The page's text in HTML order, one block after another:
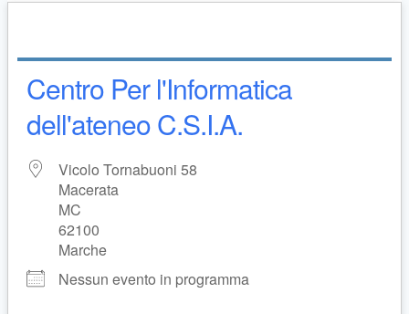
Centro Per l'Informatica
dell'ateneo C.S.I.A.
Vicolo Tornabuoni 58
Macerata
MC
62100
Marche
Nessun evento in programma